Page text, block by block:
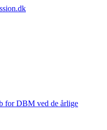
for DBM ved de årlige